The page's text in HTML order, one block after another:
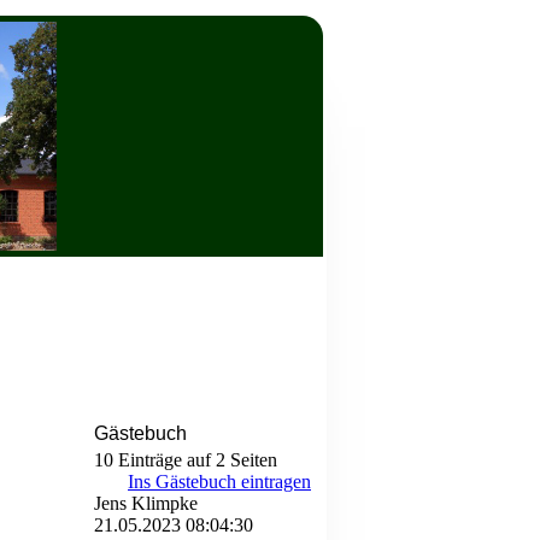
Gästebuch
10 Einträge auf 2 Seiten
Ins Gästebuch eintragen
Jens Klimpke
21.05.2023 08:04:30